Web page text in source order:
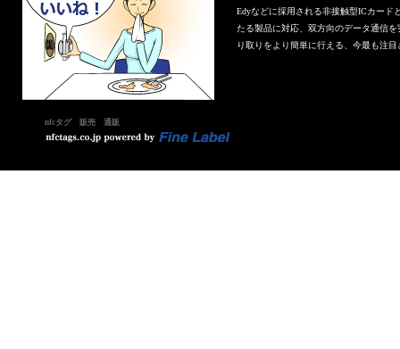
Edyなどに採用される非接触型ICカード
たる製品に対応、双方向のデータ通信
り取りをより簡単に行える、今最も注
nfcタグ 販売 通販